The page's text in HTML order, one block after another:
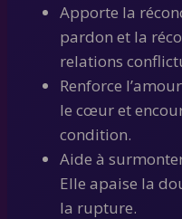
Apporte la
pardon et la
relations
Renforce
le cœur et
condition.
Aide à
Elle apaise la
la rupture.